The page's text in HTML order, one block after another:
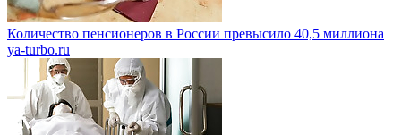
Количество пенсионеров в России превысило 40,5 миллиона
ya-turbo.ru